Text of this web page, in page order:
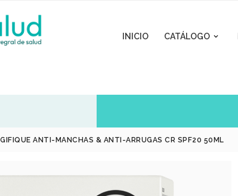
INICIO 
CATÁLOGO
ANTI-MANCHAS & ANTI-ARRUGAS CR SPF20 50ML